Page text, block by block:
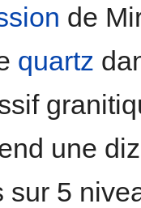
de
quartz
une
sur 5